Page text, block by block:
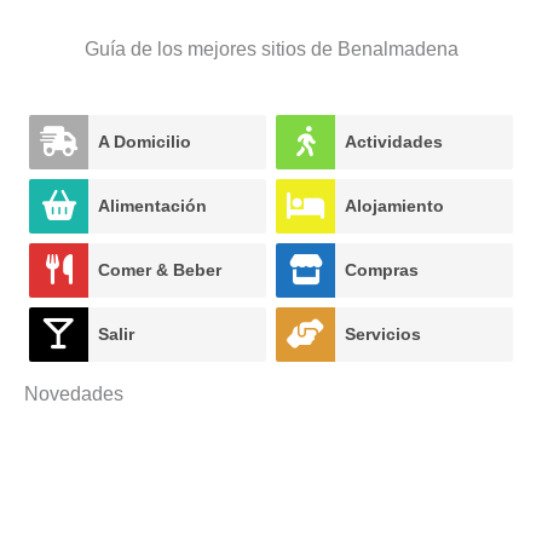
Guía de los mejores sitios de Benalmadena
A Domicilio Actividades
Alimentación Alojamiento
Comer & Beber Compras
Salir Servicios
Novedades